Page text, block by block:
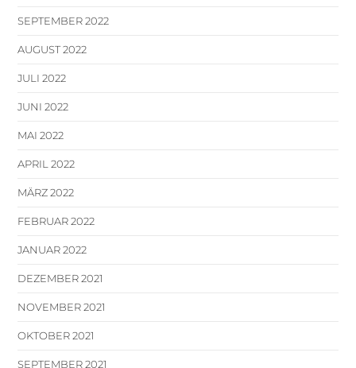
SEPTEMBER 2022
AUGUST 2022
JULI 2022
JUNI 2022
MAI 2022
APRIL 2022
MÄRZ 2022
FEBRUAR 2022
JANUAR 2022
DEZEMBER 2021
NOVEMBER 2021
OKTOBER 2021
SEPTEMBER 2021